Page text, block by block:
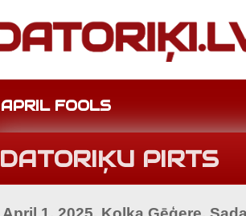
APRIL FOOLS
DATORIĶU PIRTS